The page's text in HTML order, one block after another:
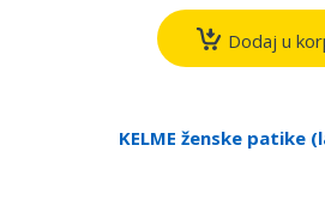
Dodaj u
KELME ženske patike